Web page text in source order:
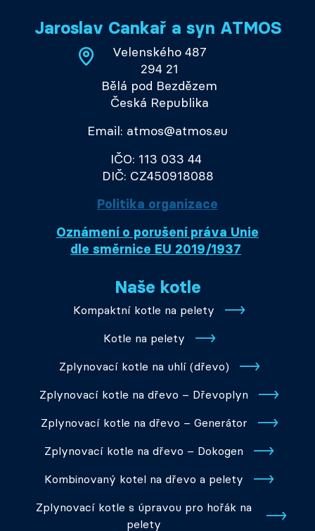
Jaroslav Cankař a syn ATMOS
Velenského 487
294 21
Bělá pod Bezdězem
Česká Republika
Email: atmos@atmos.eu
IČO: 113 033 44
DIČ: CZ450918088
Politika organizace
Oznámení o porušení práva Unie
dle směrnice EU 2019/1937
Naše kotle
Kompaktní kotle na pelety
Kotle na pelety
Zplynovací kotle na uhlí (dřevo)
Zplynovací kotle na dřevo – Dřevoplyn
Zplynovací kotle na dřevo – Generátor
Zplynovací kotle na dřevo – Dokogen
Kombinovaný kotel na dřevo a pelety
Zplynovací kotle s úpravou pro hořák na
pelety